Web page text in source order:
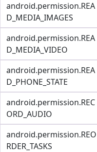
android.permission.REA
D_MEDIA_IMAGES
android.permission.REA
D_MEDIA_VIDEO
android.permission.REA
D_PHONE_STATE
android.permission.REC
ORD_AUDIO
android.permission.REO
RDER_TASKS